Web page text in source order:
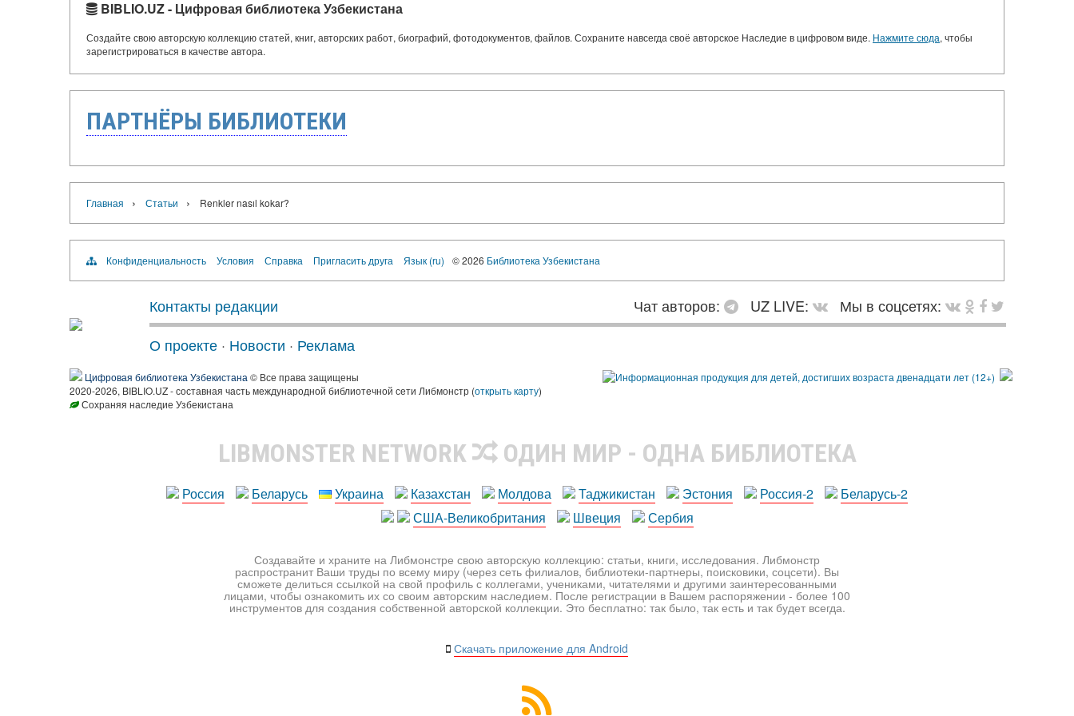
BIBLIO.UZ - Цифровая библиотека Узбекистана
Создайте свою авторскую коллекцию статей, книг, авторских работ, биографий, фотодокументов, файлов. Сохраните навсегда своё авторское Наследие в цифровом виде. Нажмите сюда, чтобы
зарегистрироваться в качестве автора.
ПАРТНЁРЫ БИБЛИОТЕКИ
Главная › Статьи › Renkler nasıl kokar?
Конфиденциальность Условия Справка Пригласить друга Язык (ru) © 2026 Библиотека Узбекистана
Контакты редакции Чат авторов: UZ LIVE:
Мы в соцсетях:
О проекте · Новости · Реклама
Цифровая библиотека Узбекистана © Все права защищены
2020-2026, BIBLIO.UZ - составная часть международной библиотечной сети Либмонстр (открыть карту)
Сохраняя наследие Узбекистана
LIBMONSTER NETWORK ОДИН МИР - ОДНА БИБЛИОТЕКА
Россия Беларусь Украина Казахстан Молдова Таджикистан Эстония Россия-2
Беларусь-2
США-Великобритания
Швеция Сербия
Создавайте и храните на Либмонстре свою авторскую коллекцию: статьи, книги, исследования. Либмонстр
распространит Ваши труды по всему миру (через сеть филиалов, библиотеки-партнеры, поисковики, соцсети). Вы
сможете делиться ссылкой на свой профиль с коллегами, учениками, читателями и другими заинтересованными
лицами, чтобы ознакомить их со своим авторским наследием. После регистрации в Вашем распоряжении - более 100
инструментов для создания собственной авторской коллекции. Это бесплатно: так было, так есть и так будет всегда.
Скачать приложение для Android